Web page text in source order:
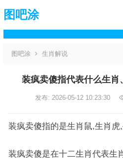
图吧涂
图吧涂 生肖解说
装疯卖傻指代表什么生
发布: 2026-05-12 10:23:30
装疯卖傻指的是生肖鼠,生肖虎
装疯卖傻是在十二生肖代表生